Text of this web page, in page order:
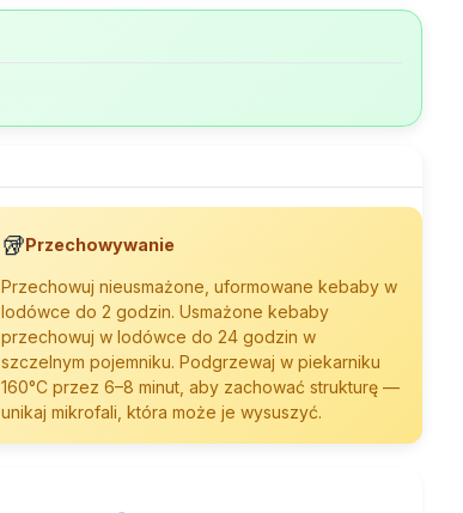
🥡Przechowywanie
Przechowuj nieusmażone, uformowane kebaby w
lodówce do 2 godzin. Usmażone kebaby
przechowuj w lodówce do 24 godzin w
szczelnym pojemniku. Podgrzewaj w piekarniku
160°C przez 6–8 minut, aby zachować strukturę —
unikaj mikrofali, która może je wysuszyć.